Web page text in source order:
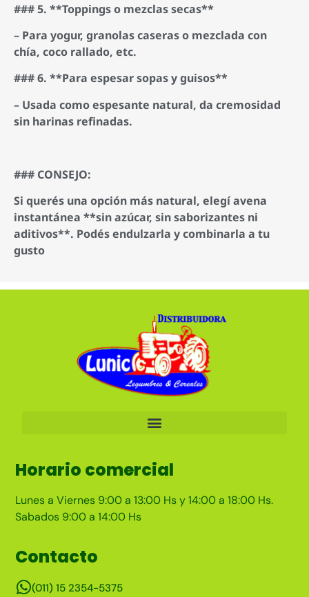
### 5. **Toppings o mezclas secas**
– Para yogur, granolas caseras o mezclada con
chía, coco rallado, etc.
### 6. **Para espesar sopas y guisos**
– Usada como espesante natural, da cremosidad
sin harinas refinadas.
### CONSEJO:
Si querés una opción más natural, elegí avena
instantánea **sin azúcar, sin saborizantes ni
aditivos**. Podés endulzarla y combinarla a tu
gusto
Horario comercial
Lunes a Viernes 9:00 a 13:00 Hs y 14:00 a 18:00 Hs.
Sabados 9:00 a 14:00 Hs
Contacto
(011) 15 2354-5375